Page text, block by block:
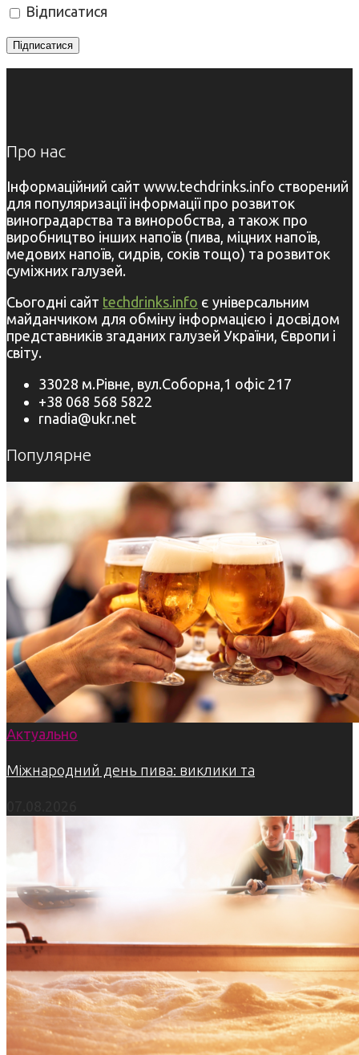
Відписатися
Про нас
Інформаційний сайт www.techdrinks.info створений
для популяризації інформації про розвиток
виноградарства та виноробства, а також про
виробництво інших напоїв (пива, міцних напоїв,
медових напоїв, сидрів, соків тощо) та розвиток
суміжних галузей.
Сьогодні сайт techdrinks.info є універсальним
майданчиком для обміну інформацією і досвідом
представників згаданих галузей України, Європи і
світу.
33028 м.Рівне, вул.Соборна,1 офіс 217
+38 068 568 5822
rnadia@ukr.net
Популярне
Актуально
Міжнародний день пива: виклики та